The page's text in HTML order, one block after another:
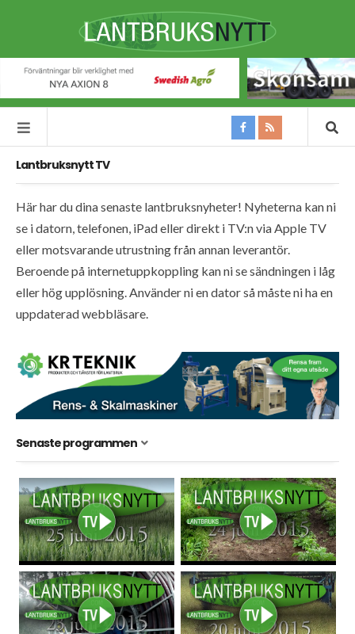
Lantbruksnytt TV
Här har du dina senaste lantbruksnyheter! Nyheterna kan ni
se i datorn, telefonen, iPad eller direkt i TV:n via Apple TV
eller motsvarande utrustning från annan leverantör.
Beroende på internetuppkoppling kan ni se sändningen i låg
eller hög upplösning. Använder ni en dator så måste ni ha en
uppdaterad webbläsare.
Senaste programmen